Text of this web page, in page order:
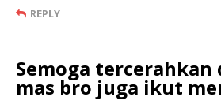
REPLY
Semoga tercerahkan
mas bro juga ikut